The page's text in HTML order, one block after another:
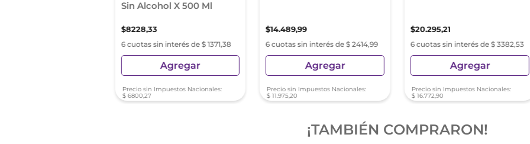
Sin Alcohol X 500 Ml
$8228,33
6 cuotas sin interés de $ 1371,38
Agregar
Precio sin Impuestos Nacionales:
$ 6800,27
$14.489,99
6 cuotas sin interés de $ 2414,99
Agregar
Precio sin Impuestos Nacionales:
$ 11.975,20
$20.295,21
6 cuotas sin interés de $ 3382,53
Agregar
Precio sin Impuestos Nacionales:
$ 16.772,90
¡TAMBIÉN COMPRARON!